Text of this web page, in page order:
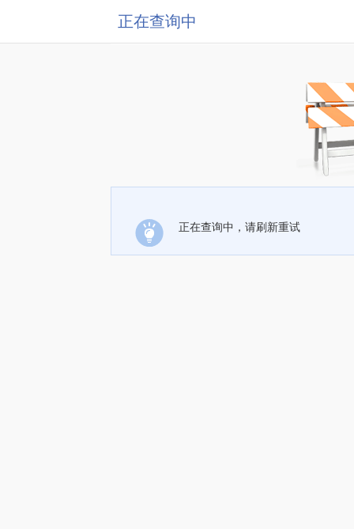
正在查询中
正在查询中，请刷新重试